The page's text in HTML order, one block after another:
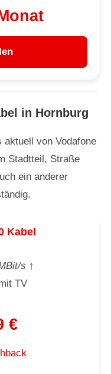
in Hornburg
aktuell von Vodafone
Stadtteil, Straße
ein anderer
Kabel
s ↑
TV
€